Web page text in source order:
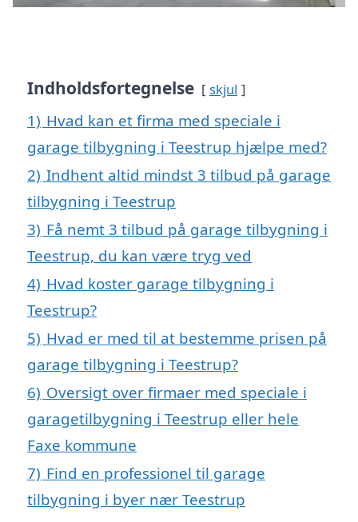
Indholdsfortegnelse skjul
1) Hvad kan et firma med speciale i
garage tilbygning i Teestrup hjælpe med?
2) Indhent altid mindst 3 tilbud på garage
tilbygning i Teestrup
3) Få nemt 3 tilbud på garage tilbygning i
Teestrup, du kan være tryg ved
4) Hvad koster garage tilbygning i
Teestrup?
5) Hvad er med til at bestemme prisen på
garage tilbygning i Teestrup?
6) Oversigt over firmaer med speciale i
garagetilbygning i Teestrup eller hele
Faxe kommune
7) Find en professionel til garage
tilbygning i byer nær Teestrup